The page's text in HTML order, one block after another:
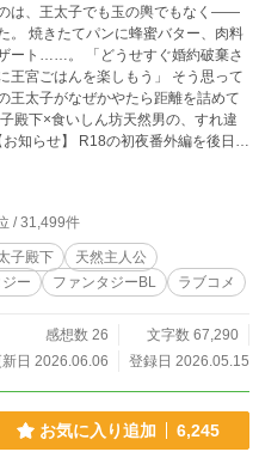
は、王太子でも玉の輿でもなく――
。 焼きたてパンに蜂蜜バター、肉料
ート……。 「どうせすぐ婚約破棄さ
王宮ごはんを楽しもう」 そう思って
王太子がなぜかやたら距離を詰めて
殿下×食いしん坊天然男の、すれ違
て先行公開中していますので、ひと
/ 31,499件
子殿下
天然主人公
ー ファンタジーBL ラブコメ
感想数 26
文字数 67,290
日 2026.06.06
登録日 2026.05.15
お気に入り追加 6,245